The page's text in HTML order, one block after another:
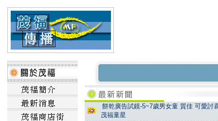
餅乾廣告試鏡-5~7歲男女童 質佳 可愛討
茂福童星